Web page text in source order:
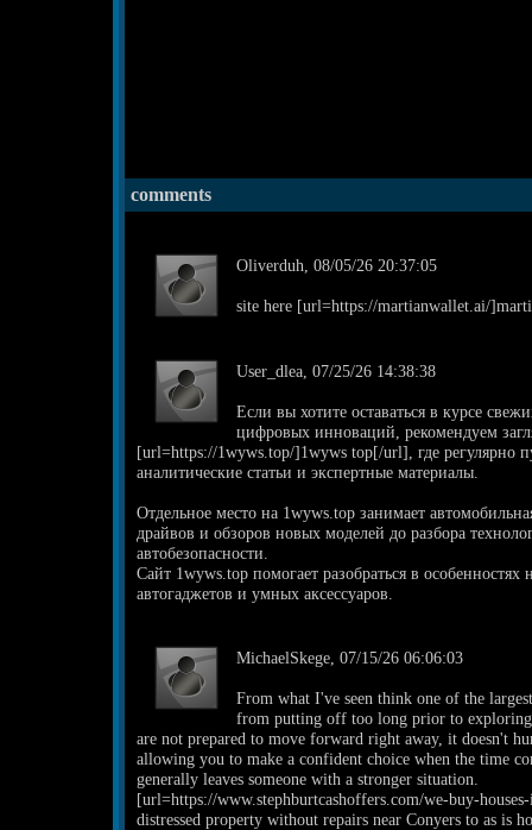
comments
Oliverduh, 08/05/26 20:37:05
site here [url=https://martianwallet.ai/
User_dlea, 07/25/26 14:38:38
Если вы хотите оставаться в курсе
цифровых инноваций, рекомендуем
[url=https://1wyws.top/]1wyws top[/url], где регулярно
аналитические статьи и экспертные материалы.
Отдельное место на 1wyws.top занимает
драйвов и обзоров новых моделей до разбора
автобезопасности.
Сайт 1wyws.top помогает разобраться в
автогаджетов и умных аксессуаров.
MichaelSkege, 07/15/26 06:06:03
From what I've seen think one of the
from putting off too long prior to
are not prepared to move forward right away, it doesn't
allowing you to make a confident choice when the time
generally leaves someone with a stronger situation.
[url=https://www.stephburtcashoffers.com/we-buy-
distressed property without repairs near Conyers to as is